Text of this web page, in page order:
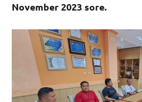
November 2023 sore.